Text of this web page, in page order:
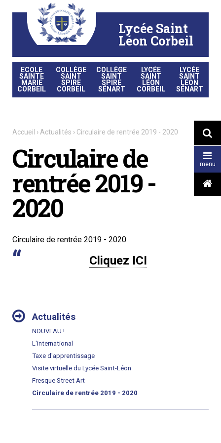
contenu.
Lycée Saint
Léon Corbeil
ECOLE
SAINTE
MARIE
CORBEIL
COLLÈGE
SAINT
SPIRE
CORBEIL
COLLÈGE
SAINT
SPIRE
SÉNART
LYCÉE
SAINT
LÉON
CORBEIL
LYCÉE
SAINT
LÉON
SÉNART


menu

Accueil › Actualités › Circulaire de rentrée 2019 - 2020
Circulaire de
rentrée 2019 -
2020
Circulaire de rentrée 2019 - 2020
Cliquez ICI
NAVIGATION
Actualités
NOUVEAU !
L'international
Taxe d'apprentissage
Visite virtuelle du Lycée Saint-Léon
Fresque Street Art
Circulaire de rentrée 2019 - 2020